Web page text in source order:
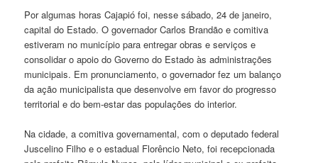
Por algumas horas Cajapió foi, nesse sábado, 24 de janeiro,
capital do Estado. O governador Carlos Brandão e comitiva
estiveram no município para entregar obras e serviços e
consolidar o apoio do Governo do Estado às administrações
municipais. Em pronunciamento, o governador fez um balanço
da ação municipalista que desenvolve em favor do progresso
territorial e do bem-estar das populações do interior.
Na cidade, a comitiva governamental, com o deputado federal
Juscelino Filho e o estadual Florêncio Neto, foi recepcionada